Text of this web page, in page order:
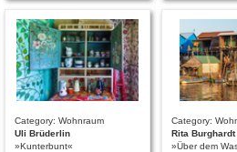
Category: Wohnraum
Uli Brüderlin
»Kunterbunt«
Category:
Rita Burghardt
»Über dem